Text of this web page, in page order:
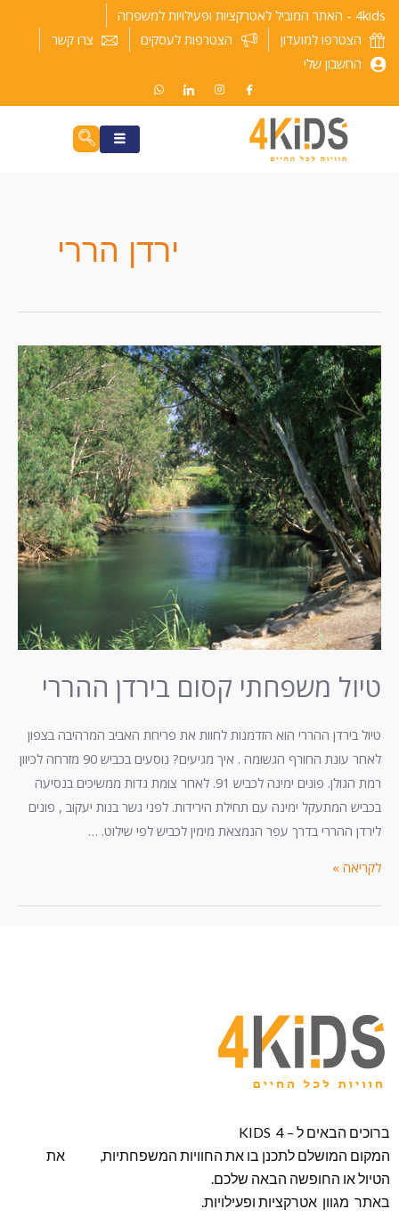
דילוג
לתוכן
4kids - האתר המוביל לאטרקציות ופעילויות למשפחה
הצטרפו למועדון
הצטרפות לעסקים
צרו קשר
החשבון שלי
ירדן הררי
טיול משפחתי קסום בירדן ההררי
טיול בירדן ההררי הוא הזדמנות לחוות את פריחת האביב המרהיבה בצפון
לאחר עונת החורף הגשומה . איך מגיעים? נוסעים בכביש 90 מזרחה לכיוון
רמת הגולן. פונים ימינה לכביש 91. לאחר צומת גדות ממשיכים בנסיעה
בכביש המתעקל ימינה עם תחילת הירידות. לפני גשר בנות יעקוב , פונים
לירדן ההררי בדרך עפר הנמצאת מימין לכביש לפי שילוט. …
טיול
משפחתי
קסום
בירדן
ההררי
לקריאה »
ברוכים הבאים ל – KIDS 4
המקום המושלם לתכנן בו את החוויות המשפחתיות, את
הטיול או החופשה הבאה שלכם.
באתר מגוון אטרקציות ופעילויות.